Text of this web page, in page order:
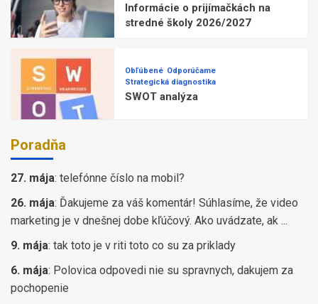
Informácie o prijímačkách na
stredné školy 2026/2027
Obľúbené Odporúčame
Strategická diagnostika
SWOT analýza
Poradňa
27. mája: telefónne číslo na mobil?
26. mája: Ďakujeme za váš komentár! Súhlasíme, že video
marketing je v dnešnej dobe kľúčový. Ako uvádzate, ak ...
9. mája: tak toto je v riti toto co su za priklady
6. mája: Polovica odpovedi nie su spravnych, dakujem za
pochopenie